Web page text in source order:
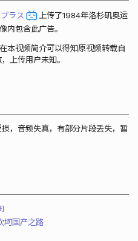
ラス
上传了1984年洛杉矶奥运
内包含此广告。
本视频简介可以得知原视频转载自
上传用户未知。
，音频失真，有部分片段丢失，暂
坷国产之路